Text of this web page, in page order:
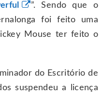
”. Sendo que o
foi feito uma
Mouse ter feito o
do Escritório de
suspendeu a licença